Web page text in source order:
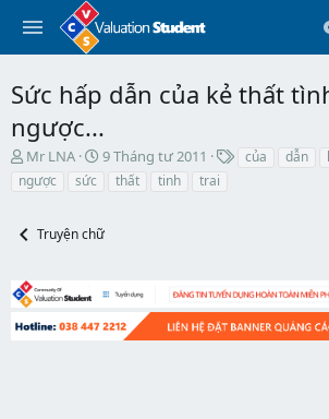
Sức hấp dẫn của kẻ thất
ngược...
T
h
r
a
t
a
r
Mr LNA
N
b
đ
u
9 Tháng tư 2011 của dẫn
ngược
sức thất tinh trai
Truyện chữ